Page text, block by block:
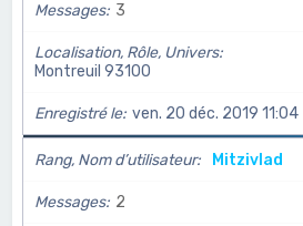
Messages 3
Localisation, Rôle, Univers
Montreuil 93100
Enregistré le ven. 20 déc. 2019 11:04
Rang, Nom d’utilisateur Mitzivlad
Messages 2